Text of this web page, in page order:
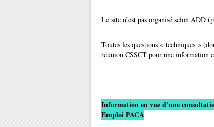
Le site n’est pas organisé selon ADD
Toutes les questions « techniques »
réunion CSSCT pour une information
Information en vue d’une
Emploi PACA